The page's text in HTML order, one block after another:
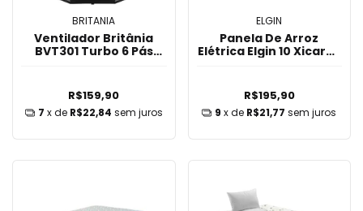
BRITANIA
Ventilador Britânia
BVT301 Turbo 6 Pás
R$159,90
7 x de R$22,84 sem juros
ELGIN
Panela De Arroz
Elétrica Elgin 10 Xicaras
R$195,90
9 x de R$21,77 sem juros